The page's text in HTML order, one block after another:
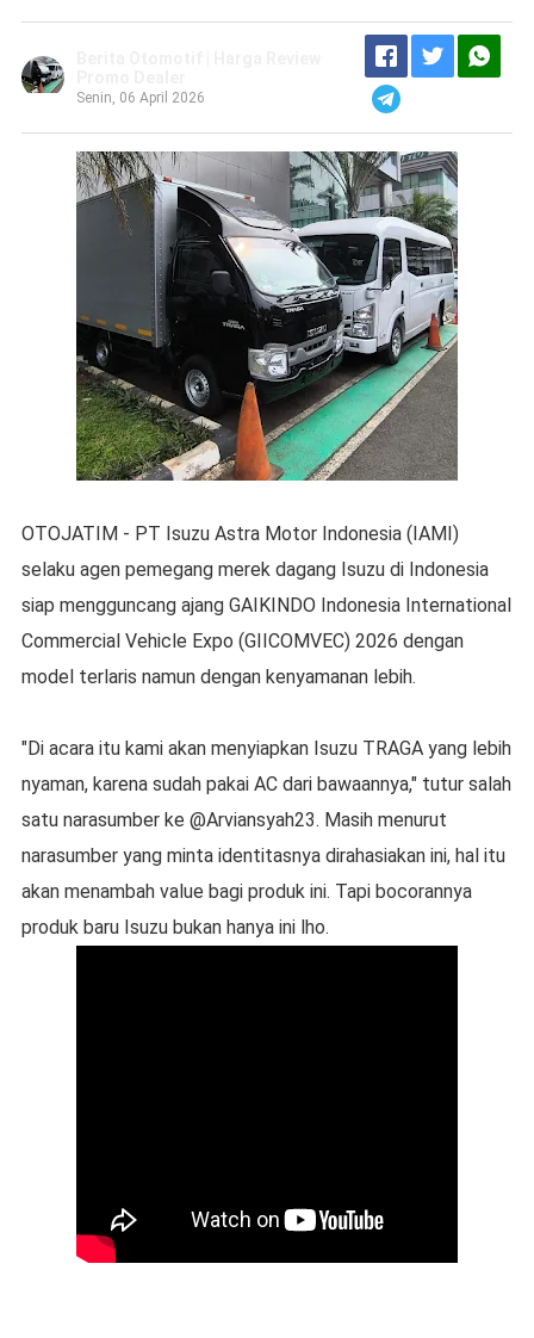
Senin, 06 April 2026
OTOJATIM - PT Isuzu Astra Motor Indonesia (IAMI)
selaku agen pemegang merek dagang Isuzu di Indonesia
siap mengguncang ajang GAIKINDO Indonesia International
Commercial Vehicle Expo (GIICOMVEC) 2026 dengan
model terlaris namun dengan kenyamanan lebih.
"Di acara itu kami akan menyiapkan Isuzu TRAGA yang lebih
nyaman, karena sudah pakai AC dari bawaannya," tutur salah
satu narasumber ke @Arviansyah23. Masih menurut
narasumber yang minta identitasnya dirahasiakan ini, hal itu
akan menambah value bagi produk ini. Tapi bocorannya
produk baru Isuzu bukan hanya ini lho.